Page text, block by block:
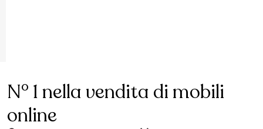
N° 1 nella vendita di mobili
online